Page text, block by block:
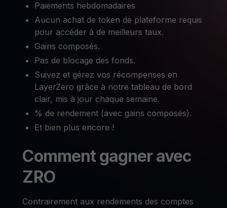
Paiements hebdomadaires
Aucun achat de token de plateforme requis
pour accéder à de meilleurs taux.
Gains composés.
Pas de blocage des fonds.
Suivez et gérez vos récompenses en
LayerZero grâce à notre tableau de bord
clair, mis à jour chaque semaine.
% de rendement (avec gains composés).
Et bien plus encore !
Comment gagner avec
ZRO
Contrairement aux rendements des comptes